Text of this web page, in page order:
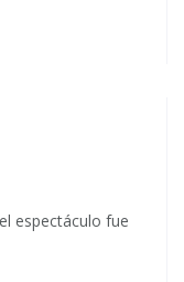
espectáculo fue